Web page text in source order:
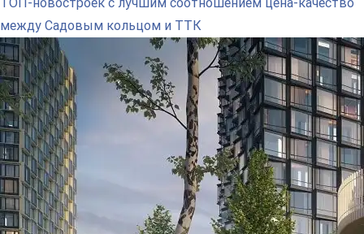
между Садовым кольцом и ТТК